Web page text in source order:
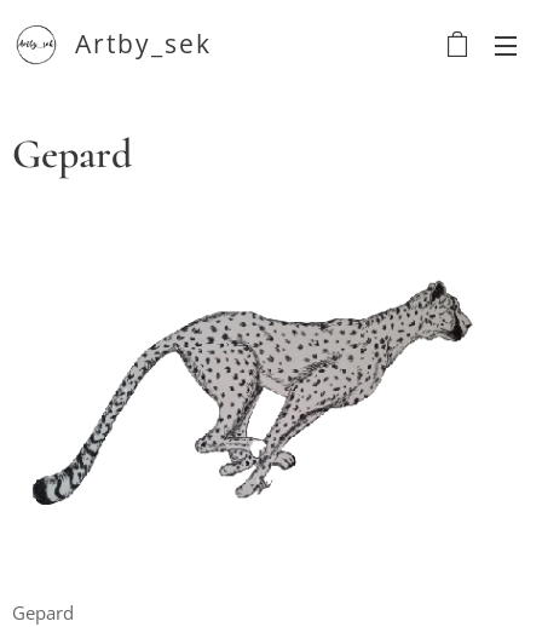
Artby_sek
Gepard
Gepard